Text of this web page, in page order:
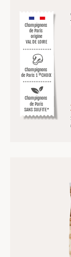
Champignons
de Paris 1
ERCHOIX
Champignons
de Paris
SANS SULFITE*
Champignons
de Paris
origine
VAL DE LOIRE